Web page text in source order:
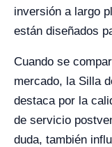
inversión a largo
están diseñados
Cuando se
mercado, la Silla
destaca por la
de servicio
duda, también